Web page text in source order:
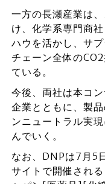
一方の長瀬産業は
け、化学系専門商
ハウを活かし、サ
チェーン全体の
ている。
今後、両社は本コ
企業とともに、製
ンニュートラル実
んでいく。
なお、DNPは7月5
サイトで開催され